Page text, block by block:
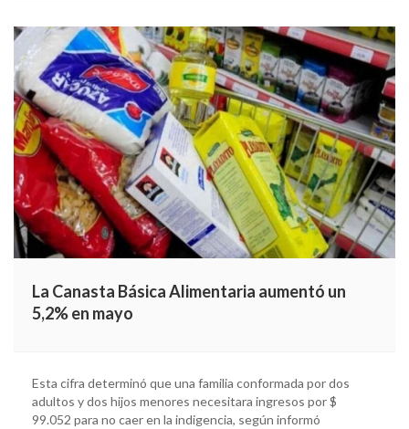
La Canasta Básica Alimentaria aumentó un
5,2% en mayo
Esta cifra determinó que una familia conformada por dos
adultos y dos hijos menores necesitara ingresos por $
99.052 para no caer en la indigencia, según informó